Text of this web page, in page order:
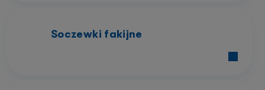
Soczewki fakijne